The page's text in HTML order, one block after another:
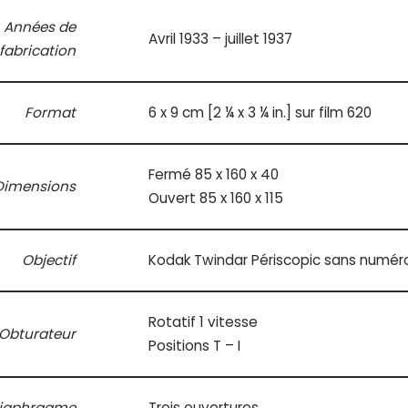
Années de
Avril 1933 – juillet 1937
Format 6 x 9 cm [2 ¼ x 3 ¼ in.] sur film 620
Fermé 85 x 160 x 40
Ouvert 85 x 160 x 115
Objectif Kodak Twindar Périscopic sans
Rotatif 1 vitesse
Positions T – I